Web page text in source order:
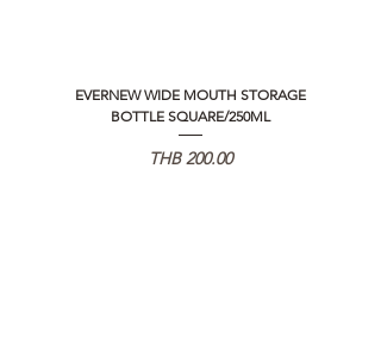
EVERNEW WIDE MOUTH STORAGE
BOTTLE SQUARE/250ML
Price
THB 200.00